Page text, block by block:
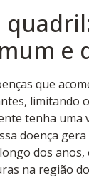
e
que
limitando
tenha uma
doença
dos anos,
na região